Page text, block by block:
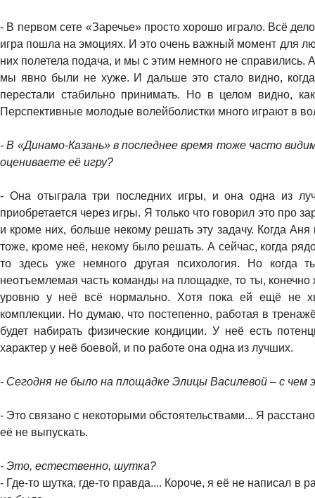
- В первом сете «Заречье» просто хорошо играло. Всё
игра пошла на эмоциях. И это очень важный момент для
них полетела подача, и мы с этим немного не
мы явно были не хуже. И дальше это стало видно, когда
перестали стабильно принимать. Но в целом видно,
Перспективные молодые волейболистки много играют в
- В «Динамо-Казань» в последнее время тоже часто
оцениваете её игру?
- Она отыграла три последних игры, и она одна из
приобретается через игры. Я только что говорил это про
и кроме них, больше некому решать эту задачу. Когда
тоже, кроме неё, некому было решать. А сейчас, когда
то здесь уже немного другая психология. Но когда
неотъемлемая часть команды на площадке, то ты,
уровню у неё всё нормально. Хотя пока ей ещё не
комплекции. Но думаю, что постепенно, работая в
будет набирать физические кондиции. У неё есть
характер у неё боевой, и по работе она одна из лучших.
- Сегодня не было на площадке Элицы Василевой – с чем
- Это связано с некоторыми обстоятельствами... Я
её не выпускать.
- Это, естественно, шутка?
- Где-то шутка, где-то правда.... Короче, я её не написал в